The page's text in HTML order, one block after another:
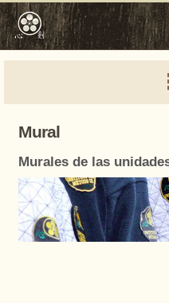
Mural
Murales de las